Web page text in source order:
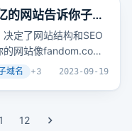
的网站告诉你子域
择定了网站结构和SEO
的网站像fandom.com
你会怎么做？每个关键
域名 +3 2023-09-19
12